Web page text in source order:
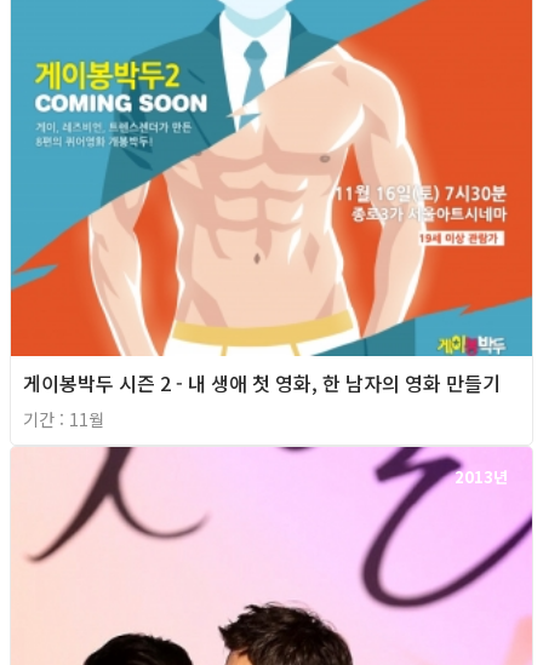
게이봉박두 시즌 2 - 내 생애 첫 영화, 한 남자의 영화 만들기
기간 : 11월
2013년